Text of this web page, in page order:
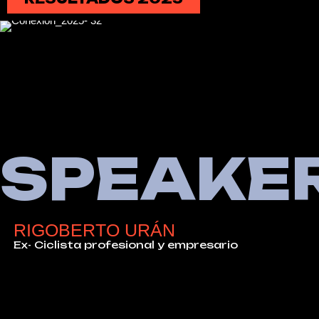
SPEAKE
RIGOBERTO URÁN
Ex- Ciclista profesional y empresario